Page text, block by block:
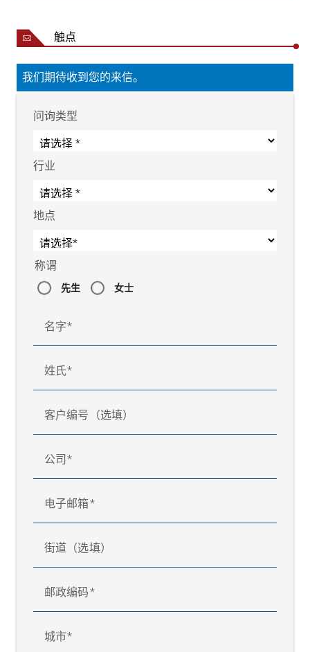
触点
我们期待收到您的来信。
问询类型
行业
地点
称谓
先生 女士
名字
姓氏
客户编号（选填）
公司
电子邮箱
街道（选填）
邮政编码
城市